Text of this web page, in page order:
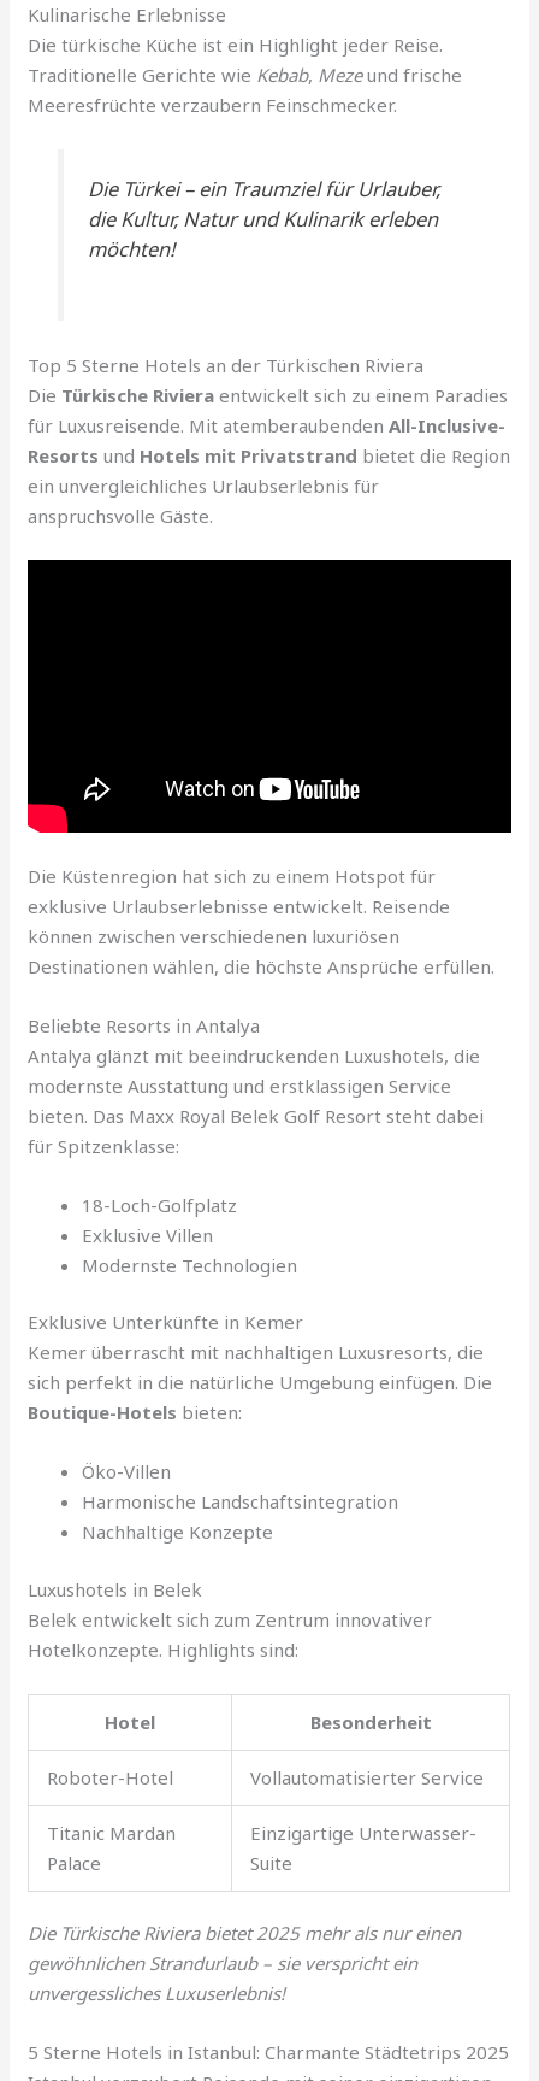
Kulinarische Erlebnisse
Die türkische Küche ist ein Highlight jeder Reise.
Traditionelle Gerichte wie Kebab, Mezeund frische
Meeresfrüchte verzaubern Feinschmecker.
Die Türkei – ein Traumziel für Urlauber,
die Kultur, Natur und Kulinarik erleben
möchten!
Top 5 Sterne Hotels an der Türkischen Riviera
Die Türkische Riviera entwickelt sich zu einem Paradies
für Luxusreisende. Mit atemberaubendenAll-Inclusive-
Resorts und Hotels mit Privatstrand bietet die Region
ein unvergleichliches Urlaubserlebnis für
anspruchsvolle Gäste.
Die Küstenregion hat sich zu einem Hotspot für
exklusive Urlaubserlebnisse entwickelt. Reisende
können zwischen verschiedenen luxuriösen
Destinationen wählen, die höchste Ansprüche erfüllen.
Beliebte Resorts in Antalya
Antalya glänzt mit beeindruckenden Luxushotels, die
modernste Ausstattung und erstklassigen Service
bieten. Das Maxx Royal Belek Golf Resort steht dabei
für Spitzenklasse:
18-Loch-Golfplatz
Exklusive Villen
Modernste Technologien
Exklusive Unterkünfte in Kemer
Kemer überrascht mit nachhaltigen Luxusresorts, die
sich perfekt in die natürliche Umgebung einfügen. Die
Boutique-Hotels bieten:
Öko-Villen
Harmonische Landschaftsintegration
Nachhaltige Konzepte
Luxushotels in Belek
Belek entwickelt sich zum Zentrum innovativer
Hotelkonzepte. Highlights sind:
Hotel Besonderheit
Roboter-Hotel Vollautomatisierter Service
Titanic Mardan
Palace
Einzigartige Unterwasser-
Suite
Die Türkische Riviera bietet 2025 mehr als nur einen
gewöhnlichen Strandurlaub – sie verspricht ein
unvergessliches Luxuserlebnis!
5 Sterne Hotels in Istanbul: Charmante Städtetrips 2025